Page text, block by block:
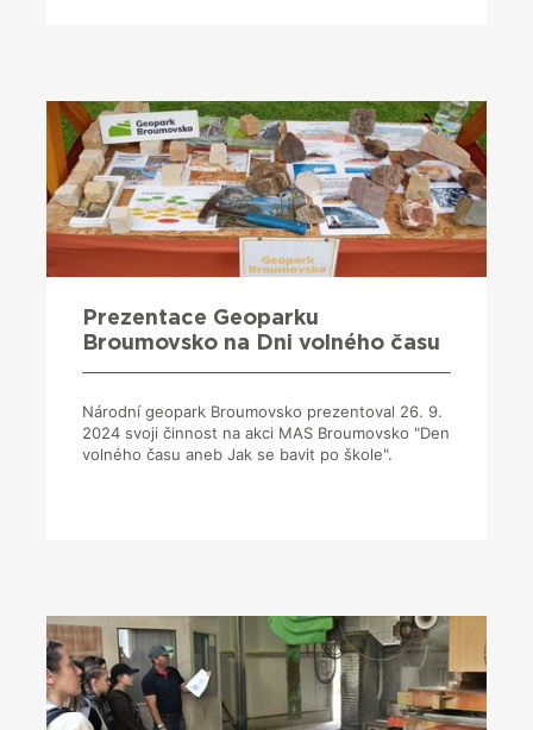
Prezentace Geoparku
Broumovsko na Dni volného času
Národní geopark Broumovsko prezentoval 26. 9.
2024 svoji činnost na akci MAS Broumovsko "Den
volného času aneb Jak se bavit po škole".